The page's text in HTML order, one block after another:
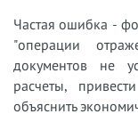
Частая ошибка -
"операции
документов не
расчеты,
объяснить